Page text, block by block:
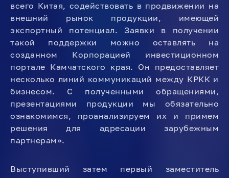
всего Китая, содействовать в продвижении на
внешний рынок продукции, имеющей
экспортный потенциал. Заявки в получении
такой поддержки можно оставлять на
созданном Корпорацией инвестиционном
портале Камчатского края. Он предоставляет
несколько линий коммуникаций между КРКК и
бизнесом. С полученными обращениями,
презентациями продукции мы обязательно
ознакомимся, проанализируем их и примем
решения для адресации зарубежным
партнерам».
Выступивший затем первый заместитель